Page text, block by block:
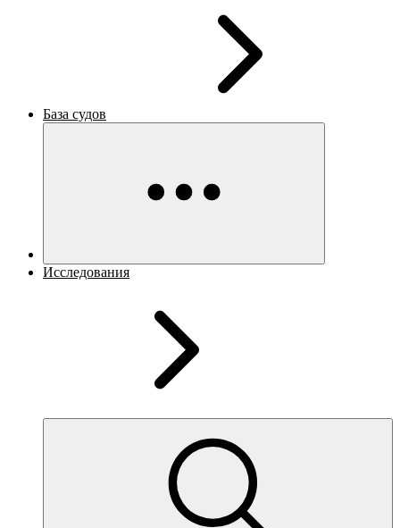
База судов
Исследования